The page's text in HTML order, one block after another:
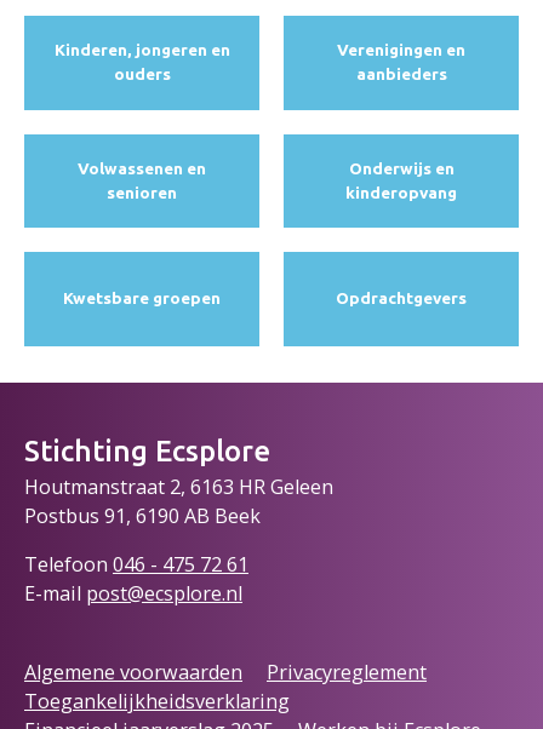
Kinderen, jongeren en
ouders
Verenigingen en
aanbieders
Volwassenen en
senioren
Onderwijs en
kinderopvang
Kwetsbare groepen Opdracht­gevers
Stichting Ecsplore
Houtmanstraat 2, 6163 HR Geleen
Postbus 91, 6190 AB Beek
Telefoon 046 - 475 7261
E-mail post@ecsplore.nl
Algemene voorwaarden
Privacyreglement
Toegankelijkheidsverklaring